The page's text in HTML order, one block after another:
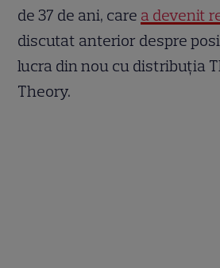
de 37 de ani, care a devenit
discutat anterior despre
lucra din nou cu distribuția
Theory.